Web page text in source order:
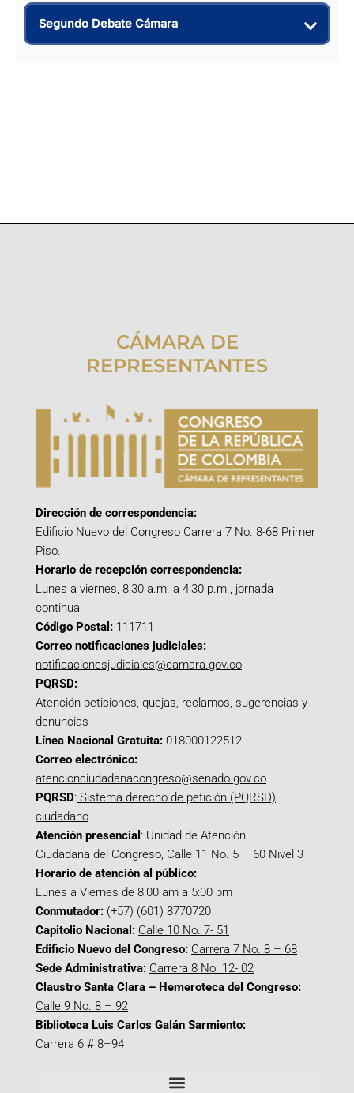
Segundo Debate Cámara
CÁMARA DE
REPRESENTANTES
Dirección de correspondencia:
Edificio Nuevo del Congreso Carrera 7 No. 8-68 Primer
Piso.
Horario de recepción correspondencia:
Lunes a viernes, 8:30 a.m. a 4:30 p.m., jornada
continua.
Código Postal: 111711
Correo notificaciones judiciales:
notificacionesjudiciales@camara.gov.co
PQRSD:
Atención peticiones, quejas, reclamos, sugerencias y
denuncias
Línea Nacional Gratuita: 018000122512
Correo electrónico:
atencionciudadanacongreso@senado.gov.co
PQRSD: Sistema derecho de petición (PQRSD)
ciudadano
Atención presencial : Unidad de Atención
Ciudadana del Congreso, Calle 11 No. 5 – 60 Nivel 3
Horario de atención al público:
Lunes a Viernes de 8:00 am a 5:00 pm
Conmutador: (+57) (601) 8770720
Capitolio Nacional: Calle 10 No. 7- 51
Edificio Nuevo del Congreso: Carrera 7 No. 8 – 68
Sede Administrativa: Carrera 8 No. 12- 02
Claustro Santa Clara – Hemeroteca del Congreso:
Calle 9 No. 8 – 92
Biblioteca Luis Carlos Galán Sarmiento:
Carrera 6 # 8–94